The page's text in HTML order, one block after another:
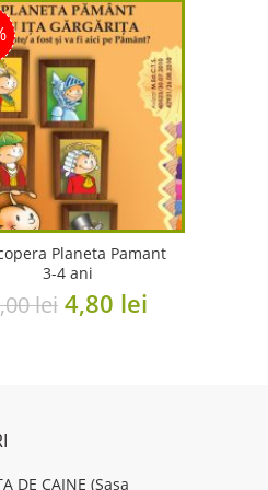
Planeta Pamant
3-4 ani
lei Original
4,80 leiCurrent
DE CAINE (Sasa